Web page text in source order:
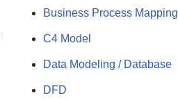
Business Process Mapping
C4 Model
Data Modeling / Database
DFD